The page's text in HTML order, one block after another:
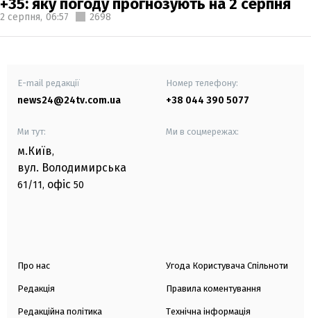
2 серпня, 06:57 2698
E-mail редакції
news24@24tv.com.ua
Номер телефону:
+38 044 390 5077
Ми тут:
м.Київ,
вул. Володимирська
61/11, офіс 50
Ми в соцмережах:
Про нас
Редакція
Редакційна політика
Угода Користувача Спільноти
Правила коментування
Технічна інформація